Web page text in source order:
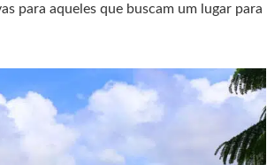
para aqueles que buscam um lugar para